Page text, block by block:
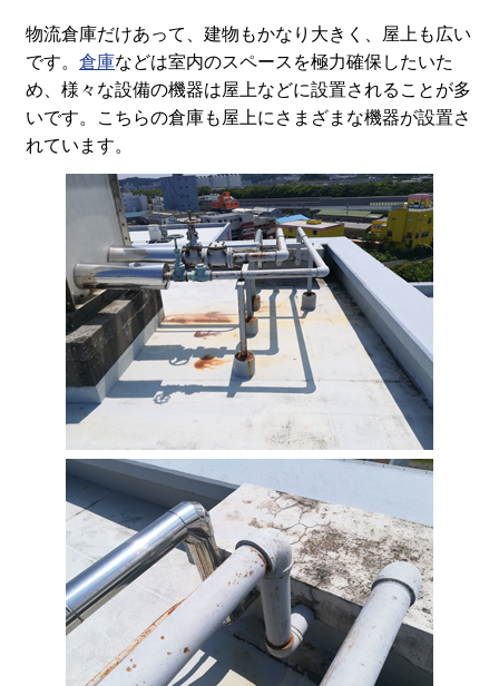
物流倉庫だけあって、建物もかなり大きく、屋上も広い
です。 倉庫などは室内のスペースを極力確保したいた
め、様々な設備の機器は屋上などに設置されることが多
いです。こちらの倉庫も屋上にさまざまな機器が設置さ
れています。